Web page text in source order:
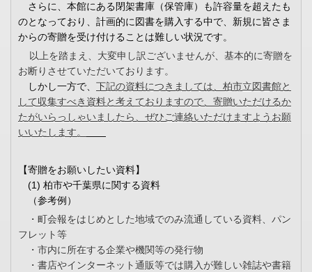
さらに、本館にある閉架書庫（保管庫）も許容量を超えたも
のとなっており、計画的に図書を購入する中で、新規に皆さま
からの寄贈を受け付けることは難しい状況です。
以上を踏まえ、大変申し訳ございませんが、基本的に寄贈を
お断りさせていただいております。
しかし一方で、 下記の資料につきましては、柏市立図書館と
して収集すべき資料と考えておりますので、寄贈いただけるか
たがいらっしゃいましたら、ぜひご連絡いただけますようお願
いいたします。
【寄贈をお願いしたい資料】
(1) 柏市や千葉県に関する資料
（参考例）
・町会報をはじめとした地域でのみ流通している資料、パン
フレット等
・市内に所在する企業や機関等の発行物
・書店やインターネット通販等では購入が難しい雑誌や書籍